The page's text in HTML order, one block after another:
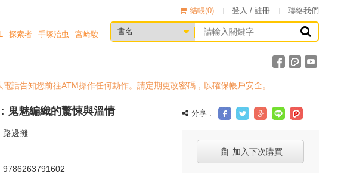
結帳(0) 登入 / 註冊 聯絡我們
探索者 手塚治虫 宮崎駿
往ATM操作任何動作。請定期更改密碼，以確保帳戶安全。
鬼魅編織的驚悚與溫情
路邊攤
9786263791602
分享 :
加入下次購買